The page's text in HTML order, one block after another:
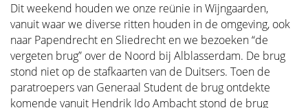
Dit weekend houden we onze reünie in Wijngaarden,
vanuit waar we diverse ritten houden in de omgeving, ook
naar Papendrecht en Sliedrecht en we bezoeken “de
vergeten brug” over de Noord bij Alblasserdam. De brug
stond niet op de stafkaarten van de Duitsers. Toen de
paratroepers van Generaal Student de brug ontdekte
komende vanuit Hendrik Ido Ambacht stond de brug